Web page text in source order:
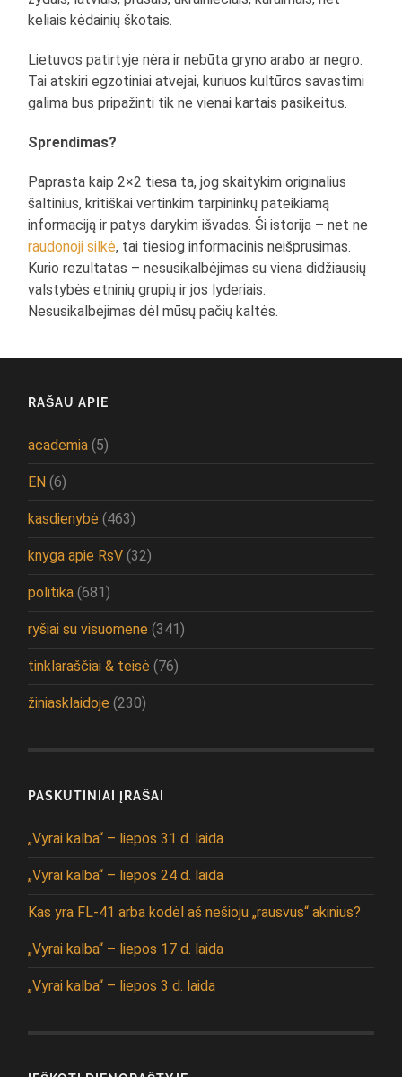
keliais kėdainių škotais.
Lietuvos patirtyje nėra ir nebūta gryno arabo ar negro.
Tai atskiri egzotiniai atvejai, kuriuos kultūros savastimi
galima bus pripažinti tik ne vienai kartais pasikeitus.
Sprendimas?
Paprasta kaip 2×2 tiesa ta, jog skaitykim originalius
šaltinius, kritiškai vertinkim tarpininkų pateikiamą
informaciją ir patys darykim išvadas. Ši istorija – net ne
raudonoji silkė, tai tiesiog informacinis neišprusimas.
Kurio rezultatas – nesusikalbėjimas su viena didžiausių
valstybės etninių grupių ir jos lyderiais.
Nesusikalbėjimas dėl mūsų pačių kaltės.
RAŠAU APIE
academia (5)
EN (6)
kasdienybė (463)
knyga apie RsV (32)
politika (681)
ryšiai su visuomene (341)
tinklaraščiai & teisė (76)
žiniasklaidoje (230)
PASKUTINIAI ĮRAŠAI
„Vyrai kalba“ – liepos 31 d. laida
„Vyrai kalba“ – liepos 24 d. laida
Kas yra FL-41 arba kodėl aš nešioju „rausvus“ akinius?
„Vyrai kalba“ – liepos 17 d. laida
„Vyrai kalba“ – liepos 3 d. laida